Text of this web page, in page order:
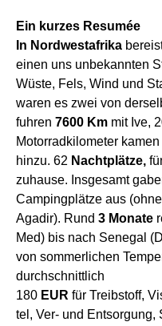
Ein kurzes Resumée
In Nordwestafrika
einen uns unbekannten S
Wüste, Fels, Wind und
waren es zwei von
fuhren 7600 Km mit Ive,
Motorradkilometer kamen
hinzu. 62 Nachtp lätze,
zuhause. nsgesamt
Campingplätze aus
Agadir). Rund 3 Monate
Med) bis nach Senegal
von sommerlichen
durchschnittlich
180 EUR für Treibstoff,
tel , Ver- und Entsorgung,